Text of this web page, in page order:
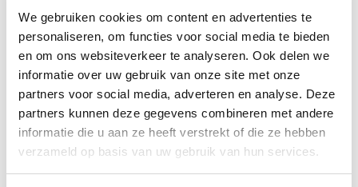
We gebruiken cookies om content en advertenties te
personaliseren, om functies voor social media te bieden
en om ons websiteverkeer te analyseren. Ook delen we
informatie over uw gebruik van onze site met onze
partners voor social media, adverteren en analyse. Deze
partners kunnen deze gegevens combineren met andere
informatie die u aan ze heeft verstrekt of die ze hebben
verzameld op basis van uw gebruik van hun services.
5284120400
Cil. ISO. Ø020 sl.0200
Alu/kunststof
-
5284120500
Cil. ISO. Ø020 sl.0250